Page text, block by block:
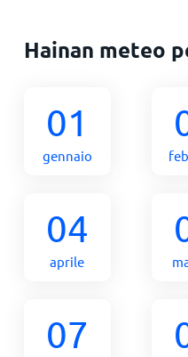
Hainan meteo
01
gennaio
04
aprile
07